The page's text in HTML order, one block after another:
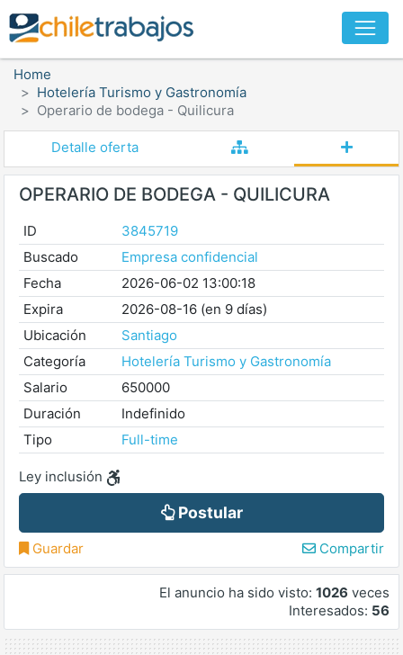
Home
Hotelería Turismo y Gastronomía
Operario de bodega - Quilicura
Detalle oferta
OPERARIO DE BODEGA - QUILICURA
ID
3845719
Buscado
Empresa confidencial
Fecha
2026-06-02 13:00:18
Expira
2026-08-16 (en 9 días)
Ubicación
Santiago
Categoría
Hotelería Turismo y Gastronomía
Salario
650000
Duración
Indefinido
Tipo
Full-time
Ley inclusión
Postular
Guardar Compartir
El anuncio ha sido visto: 1026 veces
Interesados: 56